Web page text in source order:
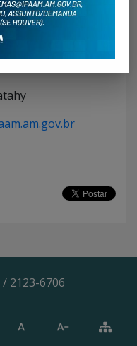
2123-6706